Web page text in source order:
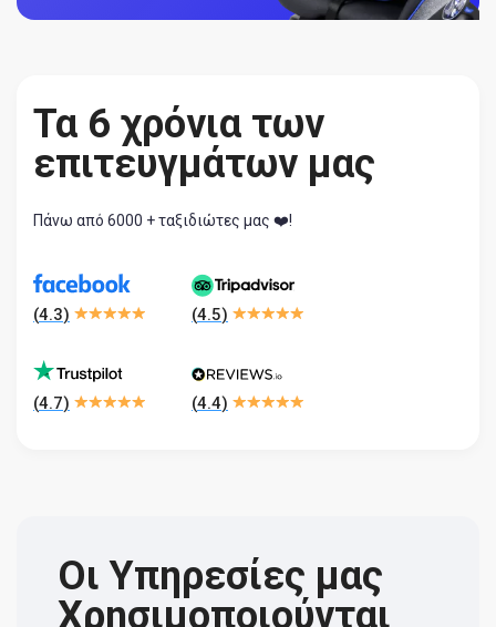
Τα 6 χρόνια των
επιτευγμάτων μας
Πάνω από 6000 + ταξιδιώτες μας ❤️!
(4.3) (4.5)
(4.7) (4.4)
Οι Υπηρεσίες μας
Χρησιμοποιούνται